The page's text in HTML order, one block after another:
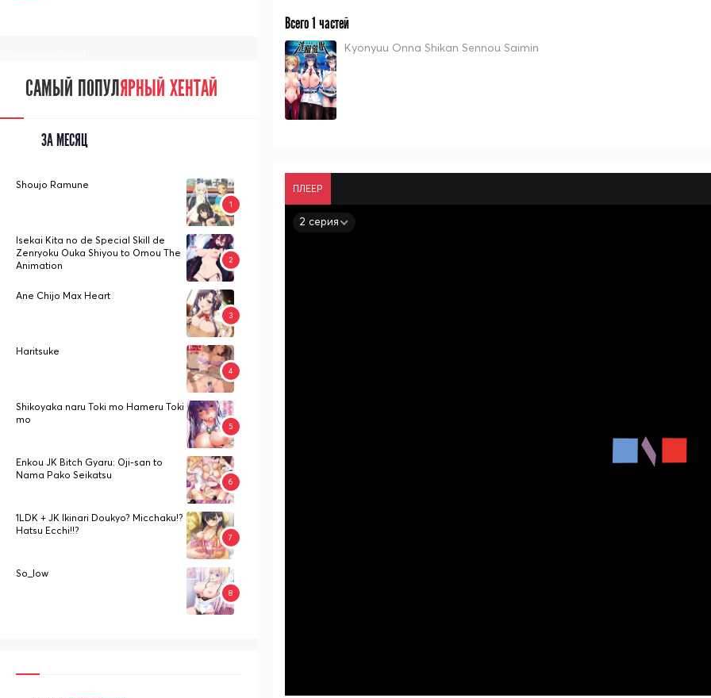
Всего 1 частей
Kyonyuu Onna Shikan Sennou Saimin
ПЛЕЕР
2 серия
САМЫЙ ПОПУЛЯРНЫЙ ХЕНТАЙ
ЗА МЕСЯЦ
Shoujo Ramune
Isekai Kita no de Special Skill de
Zenryoku Ouka Shiyou to Omou The
Animation
Ane Chijo Max Heart
Haritsuke
Shikoyaka naru Toki mo Hameru Toki
mo
Enkou JK Bitch Gyaru: Oji-san to
Nama Pako Seikatsu
1LDK + JK Ikinari Doukyo? Micchaku!?
Hatsu Ecchi!!?
So_low